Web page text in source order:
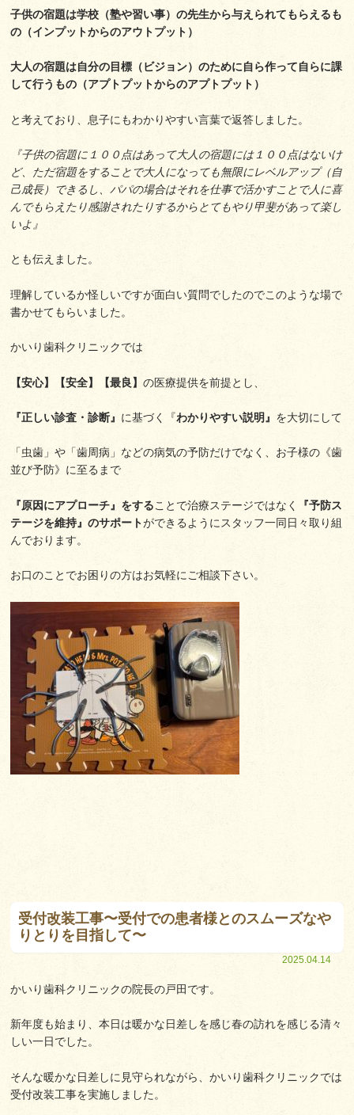
子供の宿題は学校（塾や習い事）の先生から与えられてもらえるも
の（インプットからのアウトプット）
大人の宿題は自分の目標（ビジョン）のために自ら作って自らに課
して行うもの（アプトプットからのアプトプット）
と考えており、息子にもわかりやすい言葉で返答しました。
『子供の宿題に１００点はあって大人の宿題には１００点はないけ
ど、ただ宿題をすることで大人になっても無限にレベルアップ（自
己成長）できるし、パパの場合はそれを仕事で活かすことで人に喜
んでもらえたり感謝されたりするからとてもやり甲斐があって楽し
いよ』
とも伝えました。
理解しているか怪しいですが面白い質問でしたのでこのような場で
書かせてもらいました。
かいり歯科クリニックでは
【安心】【安全】【最良】の医療提供を前提とし、
『正しい診査・診断』 に基づく『わかりやすい説明』 を大切にして
「虫歯」や「歯周病」などの病気の予防だけでなく、お子様の《歯
並び予防》に至るまで
『原因にアプローチ』をすることで治療ステージではなく
『予防ス
テージを維持』のサポートができるようにスタッフ一同日々取り組
んでおります。
お口のことでお困りの方はお気軽にご相談下さい。
受付改装工事〜受付での患者様とのスムーズなや
りとりを目指して〜
2025.04.14
かいり歯科クリニックの院長の戸田です。
新年度も始まり、本日は暖かな日差しを感じ春の訪れを感じる清々
しい一日でした。
そんな暖かな日差しに見守られながら、かいり歯科クリニックでは
受付改装工事を実施しました。